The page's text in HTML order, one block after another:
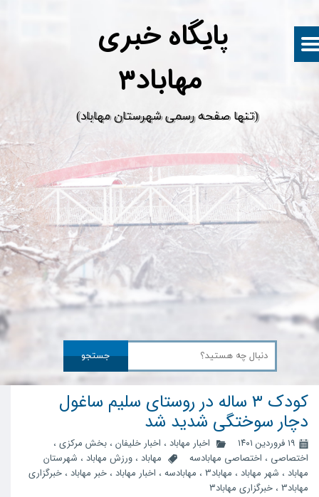
پایگاه خبری
​(تنها صفحه رسمی شهرستان مهاباد)
جستجو
کودک ۳ ساله در روستای سلیم ساغول
دچار سوختگی شدید شد
۱۹ فروردین ۱۴۰۱ اخبار مهاباد ، اخبار خلیفان ، بخش مرکزی ،
اختصاصی ، اختصاصی مهابادسه مهاباد ، ورزش مهاباد ، شهرستان
مهاباد ، شهر مهاباد ، مهاباد3 ، مهابادسه ، اخبار مهاباد ، خبر مهاباد ، خبرگزاری
مهاباد3
، خبرگزاری مهاباد۳